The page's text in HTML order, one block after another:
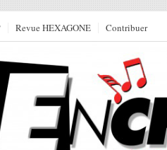
Revue HEXAGONE Contribuer